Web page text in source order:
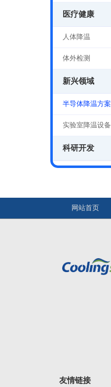
医疗健康
人体降温
体外检测
新兴领域
半导体降温方案
实验室降温设备
科研开发
网站首页
友情链接